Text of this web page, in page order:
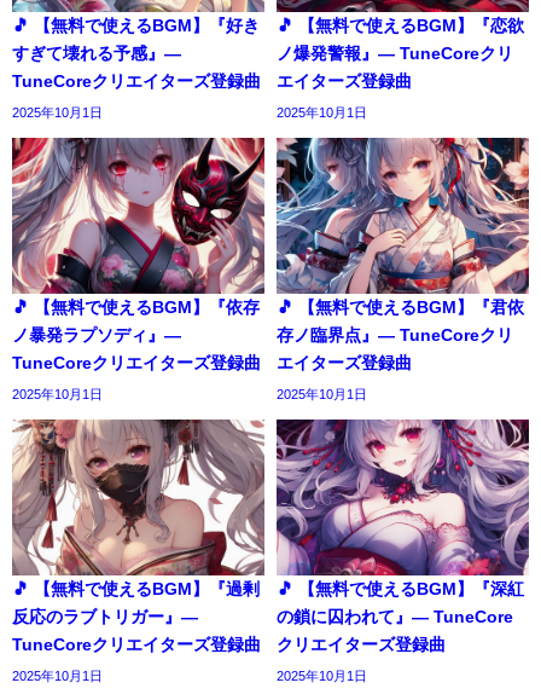
🎵 【無料で使えるBGM】『好き
すぎて壊れる予感』―
TuneCoreクリエイターズ登録曲
2025年10月1日
🎵 【無料で使えるBGM】『恋欲
ノ爆発警報』― TuneCoreクリ
エイターズ登録曲
2025年10月1日
🎵 【無料で使えるBGM】『依存
ノ暴発ラプソディ』―
TuneCoreクリエイターズ登録曲
2025年10月1日
🎵 【無料で使えるBGM】『君依
存ノ臨界点』― TuneCoreクリ
エイターズ登録曲
2025年10月1日
🎵 【無料で使えるBGM】『過剰
反応のラブトリガー』―
TuneCoreクリエイターズ登録曲
2025年10月1日
🎵 【無料で使えるBGM】『深紅
の鎖に囚われて』― TuneCore
クリエイターズ登録曲
2025年10月1日